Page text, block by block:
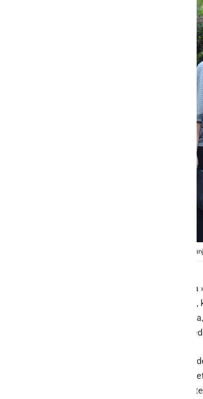
Španski poeti v Vrtu spominov in tovarištva na
Prireditve letošnjega že 22.
danes, se ne bo dogajale le na
Ljubljana, Janški Vrh, Krško,
Zgornja Kungota in Žalec) ter v
»Dnevi poezije in vina« na Ptuju so
delu Evrope, ki združuje pesniško
kulinarična, glasbena, vizualna ter